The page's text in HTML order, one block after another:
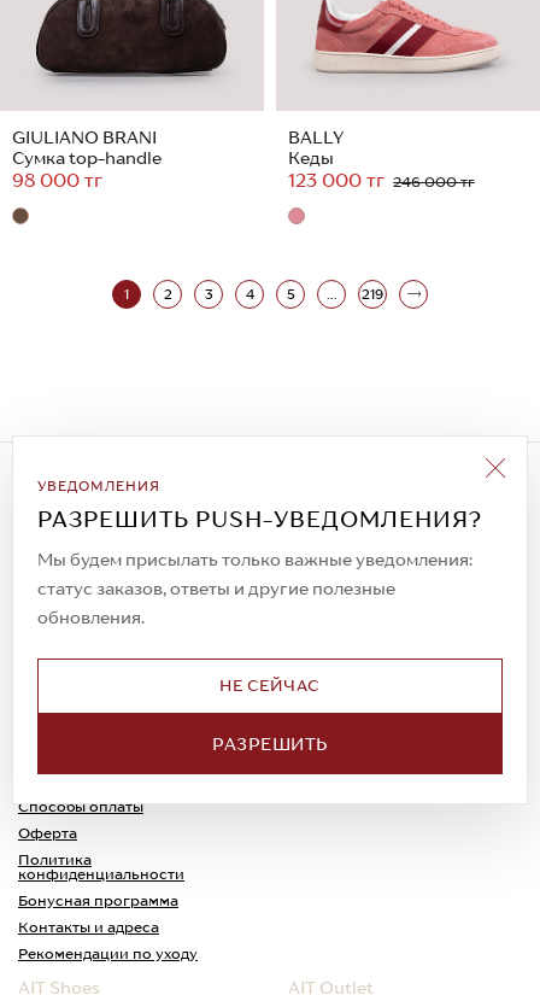
GIULIANO BRANI
Сумка top-handle
98 000 тг
BALLY
Кеды
123 000 тг 246 000 тг
1 2 3 4 5 ... 219
УВЕДОМЛЕНИЯ
РАЗРЕШИТЬ PUSH-УВЕДОМЛЕНИЯ?
Мы будем присылать только важные уведомления:
статус заказов, ответы и другие полезные
обновления.
НЕ СЕЙЧАС
РАЗРЕШИТЬ
Подписаться на рассылку
Всегда будьте в курсе новых акций и
спецпредложений!
© 2023. AIT Shoes
Все права защищены
Доставка
Способы оплаты
Оферта
Политика
конфиденциальности
Обмен и возврат
Каспи-Ред
Бонусная программа
Контакты и адреса
Рекомендации по уходу
AIT Shoes AIT Outlet